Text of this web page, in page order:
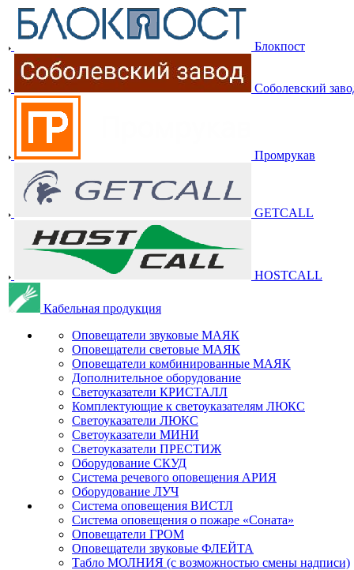
Блокпост
Соболевский
Промрукав
GETCALL
HOSTCALL
Кабельная продукция
Оповещатели звуковые МАЯК
Оповещатели световые МАЯК
Оповещатели комбинированные МАЯК
Дополнительное оборудование
Светоуказатели КРИСТАЛЛ
Комплектующие к светоуказателям ЛЮКС
Светоуказатели ЛЮКС
Светоуказатели МИНИ
Светоуказатели ПРЕСТИЖ
Оборудование СКУД
Система речевого оповещения АРИЯ
Оборудование ЛУЧ
Система оповещения ВИСТЛ
Система оповещения о пожаре «Соната»
Оповещатели ГРОМ
Оповещатели звуковые ФЛЕЙТА
Табло МОЛНИЯ (с возможностью смены надписи)